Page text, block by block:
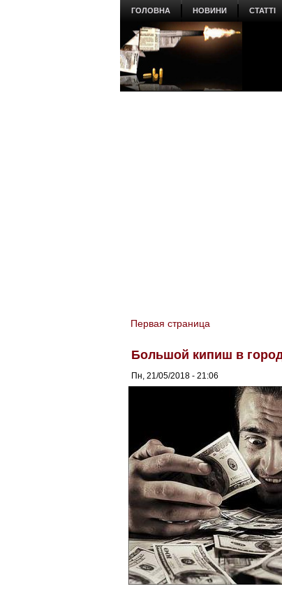
ГОЛОВНА НОВИНИ СТАТТІ
You are here
Первая страница
Большой кипиш в
Пн, 21/05/2018 - 21:06